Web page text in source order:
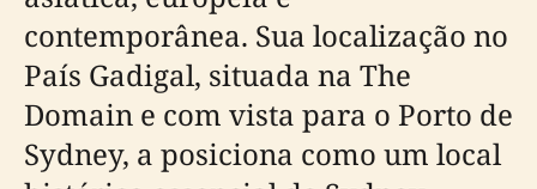
contemporânea. Sua localização no
País Gadigal, situada na The
Domain e com vista para o Porto de
Sydney, a posiciona como um local